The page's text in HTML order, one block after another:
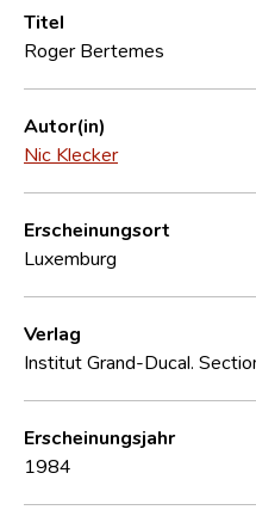
Häufige Fragen und
CNL
Forschungsgruppe
Kontakt
Titel
Roger Bertemes
Autor(in)
Nic Klecker
Erscheinungsort
Luxemburg
Verlag
Institut Grand-Ducal.
Erscheinungsjahr
1984